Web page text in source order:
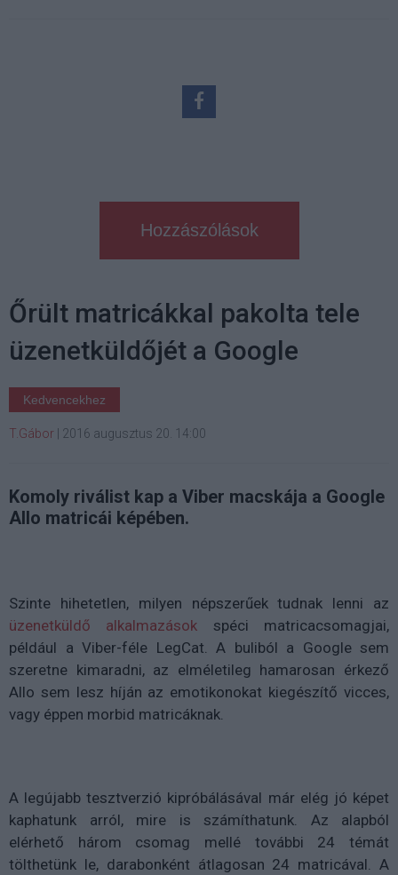
Hozzászólások
Őrült matricákkal pakolta tele
üzenetküldőjét a Google
Kedvencekhez
T.Gábor 2016 augusztus 20. 14:00
Komoly riválist kap a Viber macskája a Google
Allo matricái képében.
Szinte hihetetlen, milyen népszerűek tudnak lenni az
üzenetküldő alkalmazások spéci matricacsomagjai,
például a Viber-féle LegCat. A buliból a Google sem
szeretne kimaradni, az elméletileg hamarosan érkező
Allo sem lesz híján az emotikonokat kiegészítő vicces,
vagy éppen morbid matricáknak.
A legújabb tesztverzió kipróbálásával már elég jó képet
kaphatunk arról, mire is számíthatunk. Az alapból
elérhető három csomag mellé további 24 témát
tölthetünk le, darabonként átlagosan 24 matricával. A